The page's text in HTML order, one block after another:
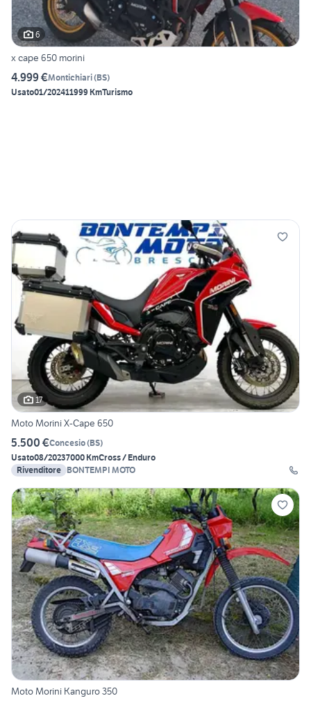
6
x cape 650 morini
4.999 €Montichiari(BS)
Usato01/202411999 KmTurismo
17
Moto Morini X-Cape 650
5.500 €Concesio(BS)
Usato08/20237000 KmCross / Enduro
Rivenditore BONTEMPI MOTO
Moto Morini Kanguro 350